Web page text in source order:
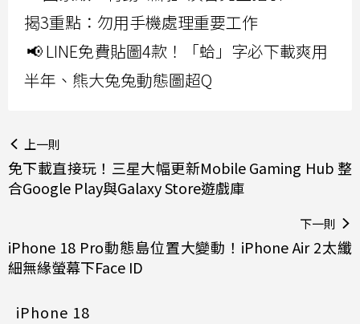
揭3重點：勿用手機處理重要工作
📢 LINE免費貼圖4款！「蛤」字必下載爽用
半年、熊大兔兔動態圖超Q
上一則
免下載直接玩！三星大幅更新Mobile Gaming Hub 整
合Google Play與Galaxy Store遊戲庫
下一則
iPhone 18 Pro動態島位置大變動！iPhone Air 2太纖
細無緣螢幕下Face ID
iPhone 18